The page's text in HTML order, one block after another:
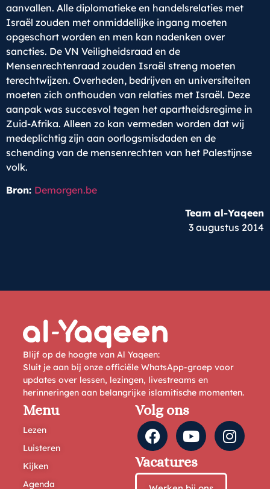
aanvallen. Alle diplomatieke en handelsrelaties met
Israël zouden met onmiddellijke ingang moeten
opgeschort worden en men kan nadenken over
sancties. De VN Veiligheidsraad en de
Mensenrechtenraad zouden Israël streng moeten
terechtwijzen. Overheden, bedrijven en universiteiten
moeten zich onthouden van relaties met Israël. Deze
aanpak was succesvol tegen het apartheidsregime in
Zuid-Afrika. Alleen zo kan vermeden worden dat wij
medeplichtig zijn aan oorlogsmisdaden en de
schending van de mensenrechten van het Palestijnse
volk.
Bron: Demorgen.be
Team al-Yaqeen
3 augustus 2014
Blijf op de hoogte van Al Yaqeen:
Sluit je aan bij onze officiële WhatsApp-groep voor
updates over lessen, lezingen, livestreams en
herinneringen aan belangrijke islamitische momenten.
Menu
Lezen
Luisteren
Kijken
Agenda
Volg ons
Vacatures